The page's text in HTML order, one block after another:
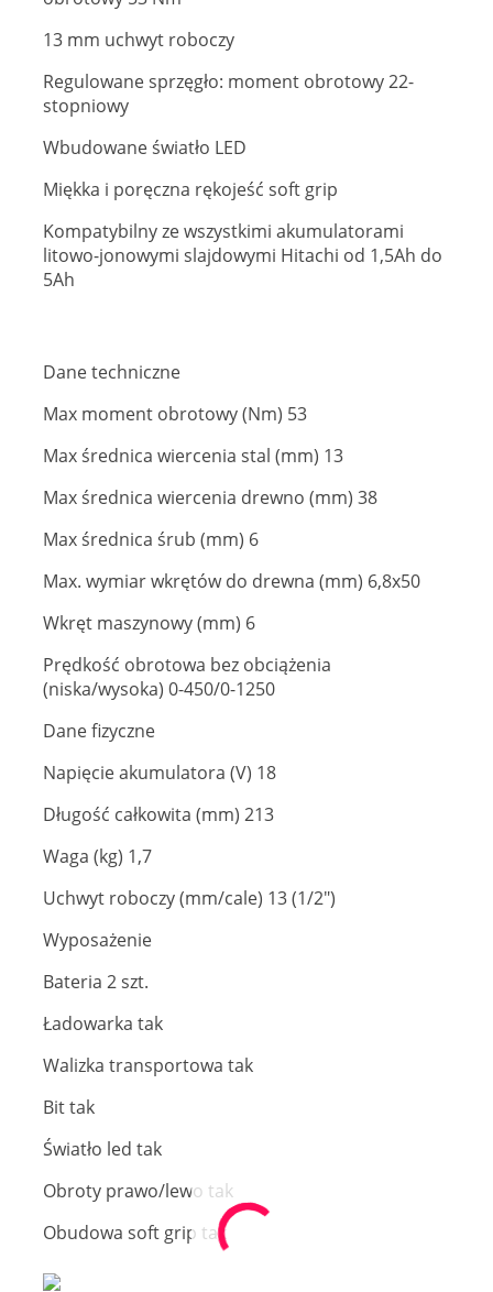
13 mm uchwyt roboczy
Regulowane sprzęgło: moment obrotowy 22-
stopniowy
Wbudowane światło LED
Miękka i poręczna rękojeść soft grip
Kompatybilny ze wszystkimi akumulatorami
litowo-jonowymi slajdowymi Hitachi od 1,5Ah do
5Ah
Dane techniczne
Max moment obrotowy (Nm) 53
Max średnica wiercenia stal (mm) 13
Max średnica wiercenia drewno (mm) 38
Max średnica śrub (mm) 6
Max. wymiar wkrętów do drewna (mm) 6,8x50
Wkręt maszynowy (mm) 6
Prędkość obrotowa bez obciążenia
(niska/wysoka) 0-450/0-1250
Dane fizyczne
Napięcie akumulatora (V) 18
Długość całkowita (mm) 213
Waga (kg) 1,7
Uchwyt roboczy (mm/cale) 13 (1/2")
Wyposażenie
Bateria 2 szt.
Ładowarka tak
Walizka transportowa tak
Bit tak
Światło led tak
Obroty prawo/lewo tak
Obudowa soft grip tak